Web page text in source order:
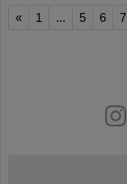
« 1 ... 5 6 7
youtube